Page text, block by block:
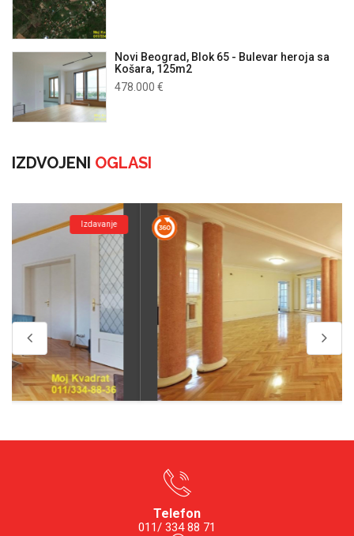
Novi Beograd, Blok 65 - Bulevar heroja sa
Košara, 125m2
478.000 €
IZDVOJENI OGLASI
Telefon
011/ 334 88 71